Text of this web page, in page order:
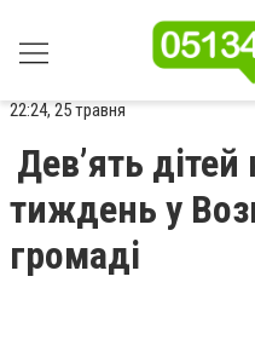
22:24, 25 травня
Дев’ять
тиждень у
громаді